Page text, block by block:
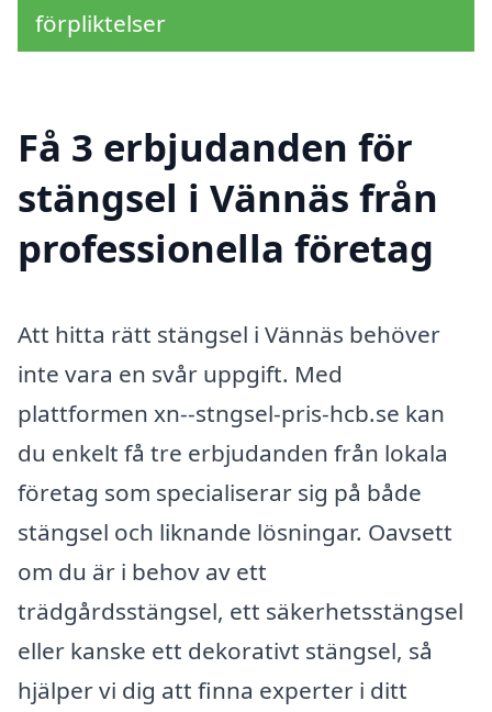
förpliktelser
Få 3 erbjudanden för
stängsel i Vännäs från
professionella företag
Att hitta rätt stängsel i Vännäs behöver
inte vara en svår uppgift. Med
plattformen xn--stngsel-pris-hcb.se kan
du enkelt få tre erbjudanden från lokala
företag som specialiserar sig på både
stängsel och liknande lösningar. Oavsett
om du är i behov av ett
trädgårdsstängsel, ett säkerhetsstängsel
eller kanske ett dekorativt stängsel, så
hjälper vi dig att finna experter i ditt